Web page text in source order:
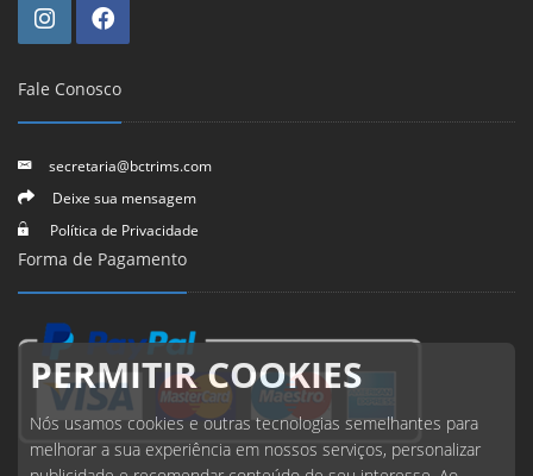
Fale Conosco
secretaria@bctrims.com
Deixe sua mensagem
Política de Privacidade
Forma de Pagamento
PERMITIR COOKIES
Nós usamos cookies e outras tecnologias semelhantes para
melhorar a sua experiência em nossos serviços, personalizar